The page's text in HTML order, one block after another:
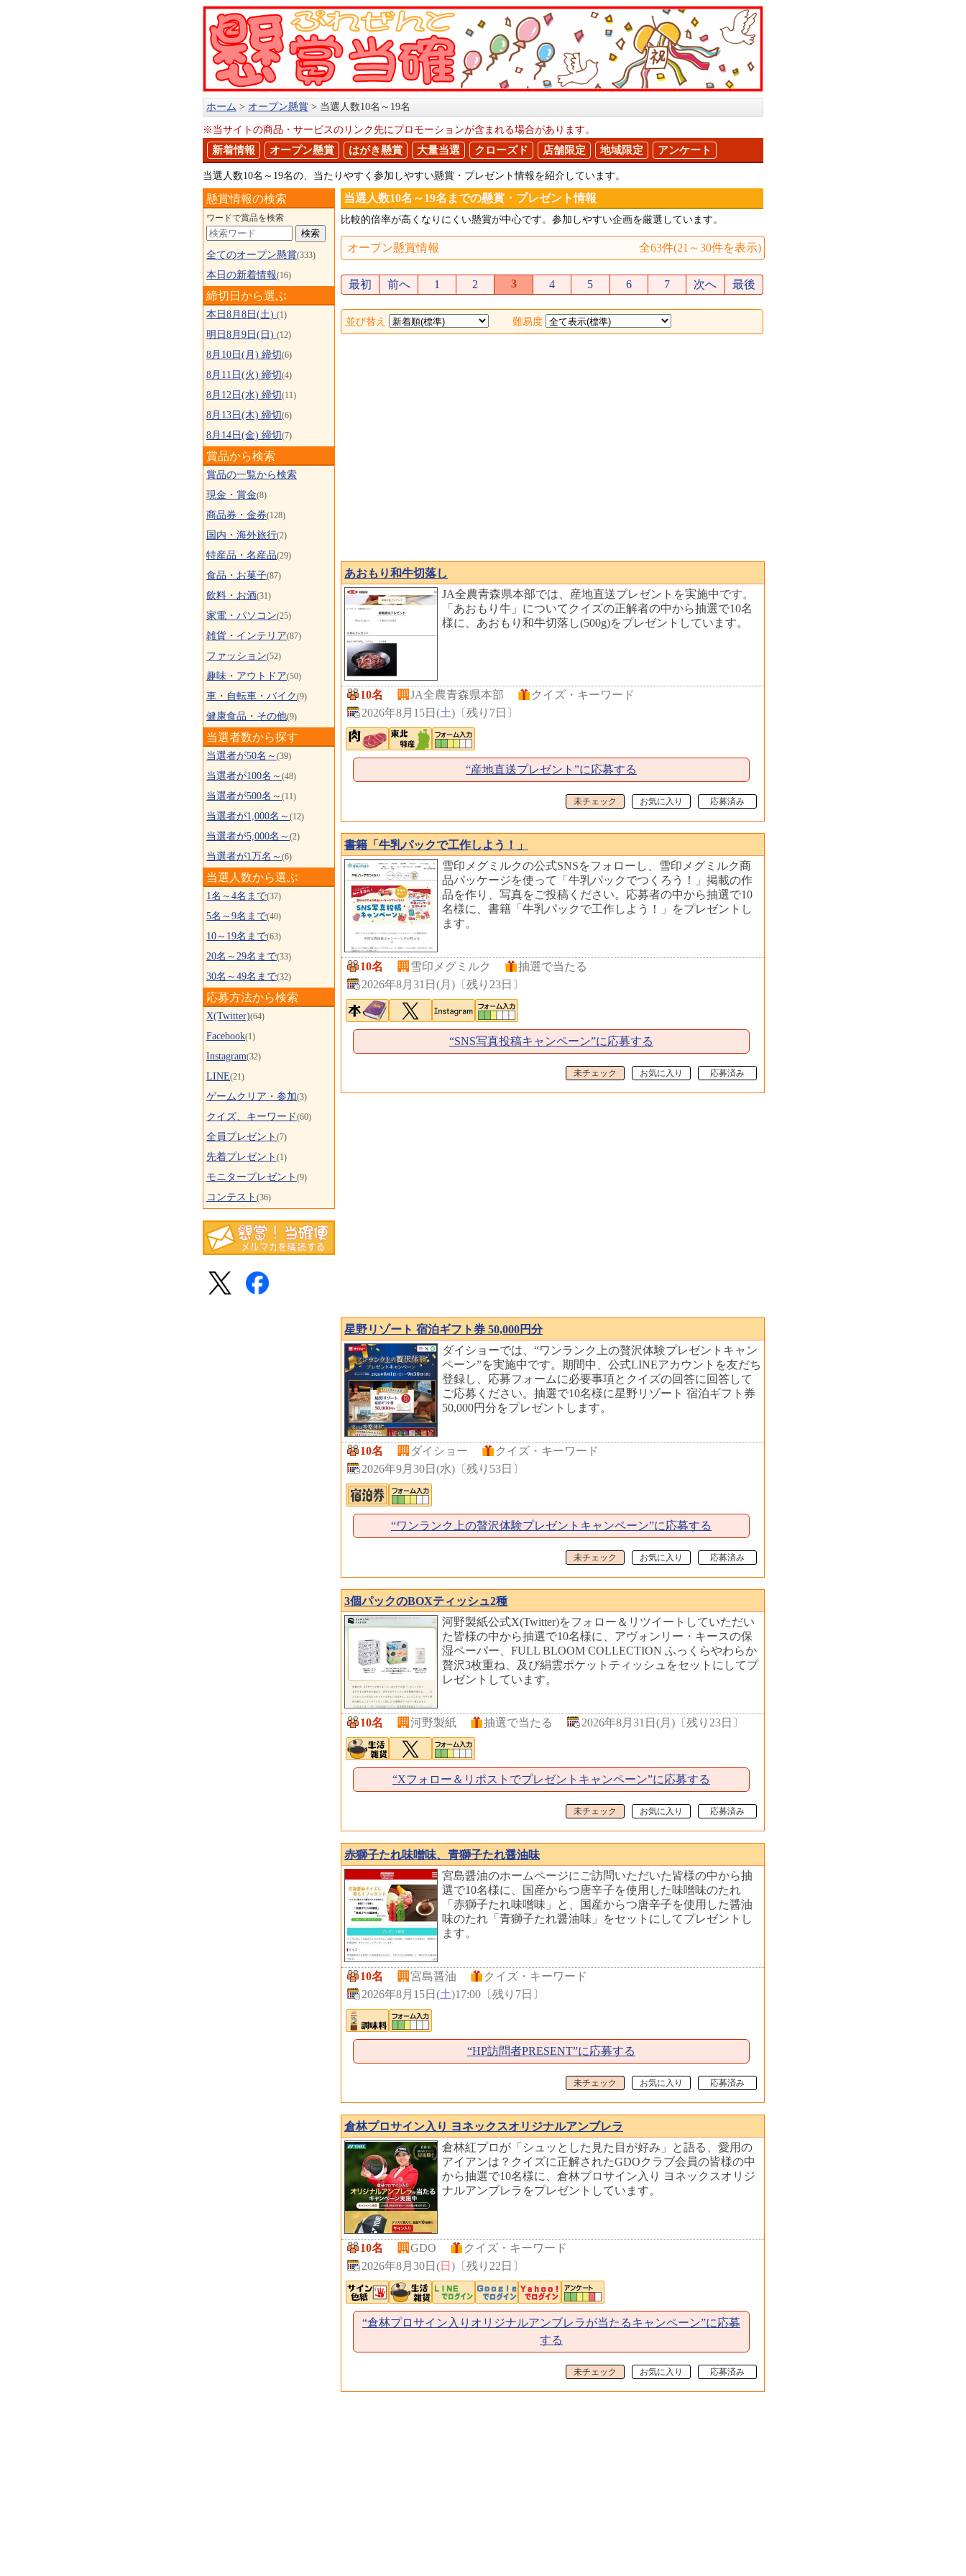
ホーム オープン懸賞 当選人数10名～19名
※当サイトの商品・サービスのリンク先にプロモーションが含まれる場合があります。
新着情報 オープン懸賞 はがき懸賞 大量当選 クローズド 店舗限定 地域限定 アンケート
当選人数10名～19名の、当たりやすく参加しやすい懸賞・プレゼント情報を紹介しています。
当選人数10名～19名までの懸賞・プレゼント情報
比較的倍率が高くなりにくい懸賞が中心です。参加しやすい企画を厳選しています。
オープン懸賞情報 全63件(21～30件を表示)
最初 前へ 1 2 3 4 5 6 7 次へ 最後
並び替え 難易度
あおもり和牛切落し
JA全農青森県本部では、産地直送プレゼントを実施中です。
「あおもり牛」についてクイズの正解者の中から抽選で10名
様に、あおもり和牛切落し(500g)をプレゼントしています。
10名 JA全農青森県本部
クイズ・キーワード
2026年8月15日(土) 〔残り7日 〕
“産地直送プレゼント”に応募する
未チェック お気に入り 応募済み
書籍「牛乳パックで工作しよう！」
雪印メグミルクの公式SNSをフォローし、雪印メグミルク商
品パッケージを使って「牛乳パックでつくろう！」掲載の作
品を作り、写真をご投稿ください。応募者の中から抽選で10
名様に、書籍「牛乳パックで工作しよう！」をプレゼントし
ます。
10名 雪印メグミルク
抽選で当たる
2026年8月31日(月) 〔残り23日 〕
“SNS写真投稿キャンペーン”に応募する
未チェック お気に入り 応募済み
星野リゾート 宿泊ギフト券 50,000円分
ダイショーでは、“ワンランク上の贅沢体験プレゼントキャン
ペーン”を実施中です。期間中、公式LINEアカウントを友だち
登録し、応募フォームに必要事項とクイズの回答に回答して
ご応募ください。抽選で10名様に星野リゾート 宿泊ギフト券
50,000円分をプレゼントします。
10名 ダイショー
クイズ・キーワード
2026年9月30日(水) 〔残り53日 〕
“ワンランク上の贅沢体験プレゼントキャンペーン”に応募する
未チェック お気に入り 応募済み
3個パックのBOXティッシュ2種
河野製紙公式X(Twitter)をフォロー＆リツイートしていただい
た皆様の中から抽選で10名様に、アヴォンリー・キースの保
湿ペーパー、FULL BLOOM COLLECTION ふっくらやわらか
贅沢3枚重ね、及び絹雲ポケットティッシュをセットにしてプ
レゼントしています。
10名 河野製紙 抽選で当たる 2026年8月31日(月) 〔残り23日 〕
“Xフォロー＆リポストでプレゼントキャンペーン”に応募する
未チェック お気に入り 応募済み
赤獅子たれ味噌味、青獅子たれ醤油味
宮島醤油のホームページにご訪問いただいた皆様の中から抽
選で10名様に、国産からつ唐辛子を使用した味噌味のたれ
「赤獅子たれ味噌味」と、国産からつ唐辛子を使用した醤油
味のたれ「青獅子たれ醤油味」をセットにしてプレゼントし
ます。
10名 宮島醤油
クイズ・キーワード
2026年8月15日(土)17:00 〔残り7日 〕
“HP訪問者PRESENT”に応募する
未チェック お気に入り 応募済み
倉林プロサイン入り ヨネックスオリジナルアンブレラ
倉林紅プロが「シュッとした見た目が好み」と語る、愛用の
アイアンは？クイズに正解されたGDOクラブ会員の皆様の中
から抽選で10名様に、倉林プロサイン入り ヨネックスオリジ
ナルアンブレラをプレゼントしています。
10名 GDO
クイズ・キーワード
2026年8月30日(日) 〔残り22日 〕
“倉林プロサイン入りオリジナルアンブレラが当たるキャンペーン”に応募
する
未チェック お気に入り 応募済み
懸賞情報の検索
ワードで賞品を検索
全てのオープン懸賞(333)
本日の新着情報(16)
締切日から選ぶ
本日8月8日(土) (1)
明日8月9日(日) (12)
8月10日(月) 締切(6)
8月11日(火) 締切(4)
8月12日(水) 締切(11)
8月13日(木) 締切(6)
8月14日(金) 締切(7)
賞品から検索
賞品の一覧から検索
現金・賞金(8)
商品券・金券(128)
国内・海外旅行(2)
特産品・名産品(29)
食品・お菓子(87)
飲料・お酒(31)
家電・パソコン(25)
雑貨・インテリア(87)
ファッション(52)
趣味・アウトドア(50)
車・自転車・バイク(9)
健康食品・その他(9)
当選者数から探す
当選者が50名～ (39)
当選者が100名～ (48)
当選者が500名～ (11)
当選者が1,000名～ (12)
当選者が5,000名～ (2)
当選者が1万名～ (6)
当選人数から選ぶ
1名～4名まで(37)
5名～9名まで(40)
10～19名まで(63)
20名～29名まで(33)
30名～49名まで(32)
応募方法から検索
X(Twitter)(64)
Facebook(1)
Instagram(32)
LINE(21)
ゲームクリア・参加(3)
クイズ、キーワード(60)
全員プレゼント (7)
先着プレゼント (1)
モニタープレゼント (9)
コンテスト (36)